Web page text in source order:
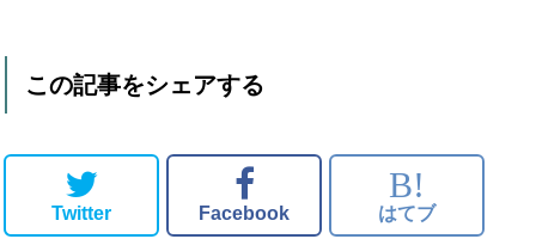
この記事をシェアする
Twitter Facebook
B!
はてブ